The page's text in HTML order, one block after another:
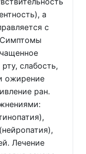
а
с
слабость,
ожирение
ран.
Лечение